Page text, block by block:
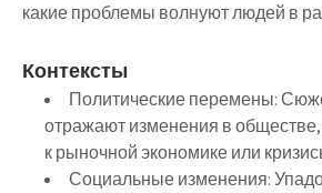
какие проблемы волнуют людей в
Контексты
Политические перемены:
отражают изменения в обществе,
к рыночной экономике или
Социальные изменения: